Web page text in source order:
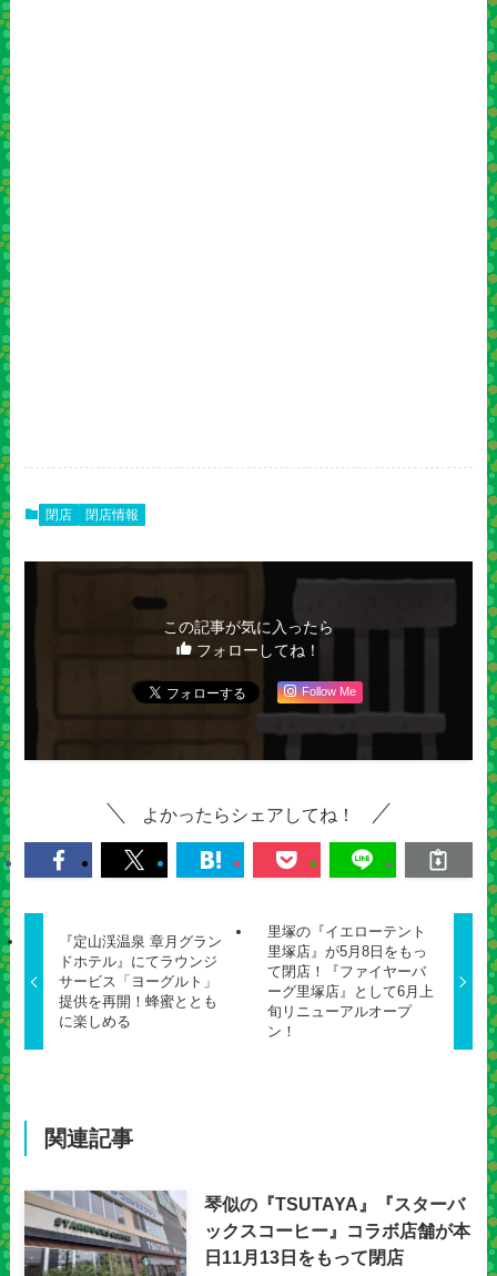
閉店 閉店情報
この記事が気に入ったら
フォローしてね！
Follow Me
よかったらシェアしてね！
『定山渓温泉 章月グラン
ドホテル』にてラウンジ
サービス「ヨーグルト」
提供を再開！蜂蜜ととも
に楽しめる
里塚の『イエローテント
里塚店』が5月8日をもっ
て閉店！『ファイヤーバ
ーグ里塚店』として6月上
旬リニューアルオープ
ン！
関連記事
琴似の『TSUTAYA』『スターバ
ックスコーヒー』コラボ店舗が本
日11月13日をもって閉店